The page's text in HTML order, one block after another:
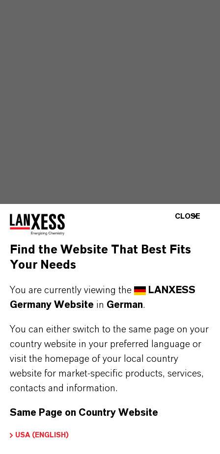
CLOSE
Find the Website That Best Fits
Your Needs
You are currently viewing the
LANXESS
Germany Website in German.
You can either switch to the same page on your
country website in your preferred language or
visit the homepage of your local country
website for market-specific products, services,
contacts and information.
Same Page on Country Website
USA (ENGLISH)